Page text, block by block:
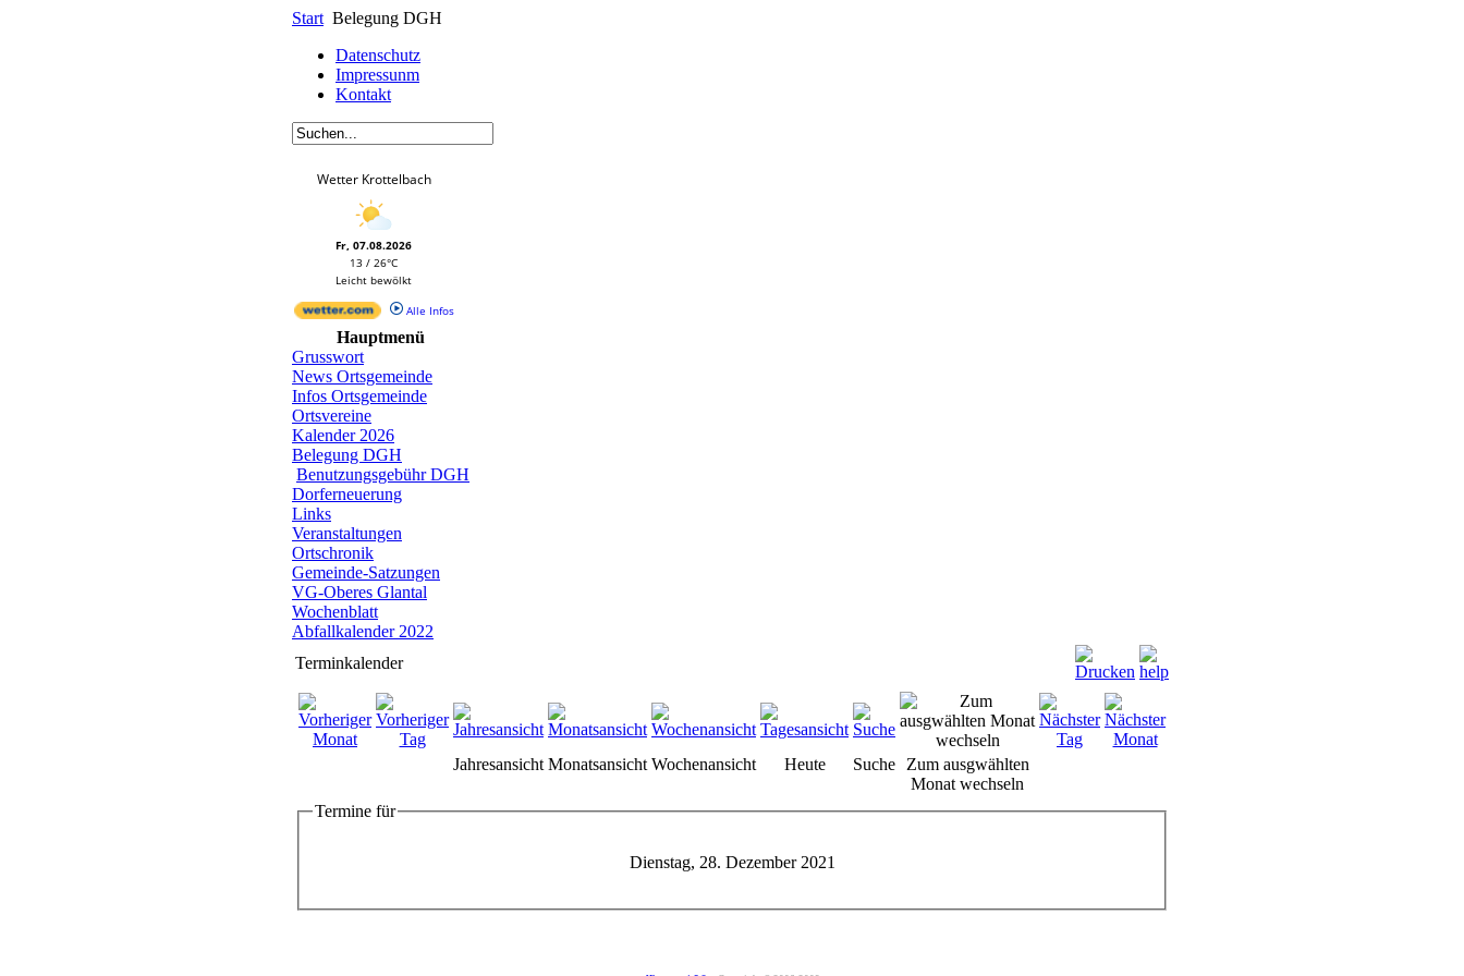
Start Belegung DGH
Datenschutz
Impressunm
Kontakt
Wetter Krottelbach
Fr, 07.08.2026
13 / 26°C
Leicht bewölkt
Alle Infos
Hauptmenü
Grusswort
News Ortsgemeinde
Infos Ortsgemeinde
Ortsvereine
Kalender 2026
Belegung DGH
Benutzungsgebühr DGH
Dorferneuerung
Links
Veranstaltungen
Ortschronik
Gemeinde-Satzungen
VG-Oberes Glantal
Wochenblatt
Abfallkalender 2022
Terminkalender
Jahresansicht Monatsansicht Wochenansicht Heute Suche
Zum ausgwählten
Monat wechseln
Termine für
Dienstag, 28. Dezember 2021